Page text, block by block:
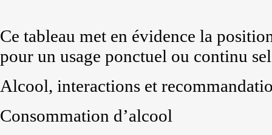
Ce tableau met en évidence la
pour un usage ponctuel ou continu
Alcool, interactions et
Consommation d’alcool